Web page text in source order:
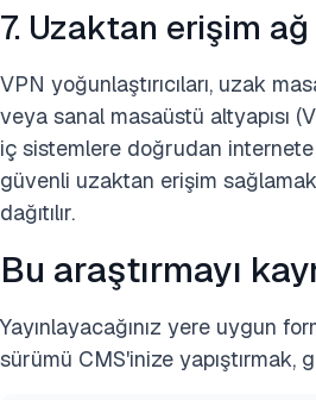
7. Uzaktan erişim
VPN yoğunlaştırıcıları, uzak
veya sanal masaüstü altyapısı
iç sistemlere doğrudan
güvenli uzaktan erişim
dağıtılır.
Bu araştırmayı
Yayınlayacağınız yere uygun
sürümü CMS'inize yapıştırmak,